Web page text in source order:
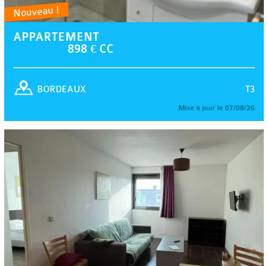
Nouveau !
APPARTEMENT
898 € CC
T3
BORDEAUX
Mise à jour le 07/08/26